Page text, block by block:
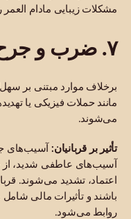
مشکلات زیبایی مادام العمر
۷. ضرب و جرح
برخلاف موارد مبتنی بر
مانند حملات فیزیکی یا
می‌شوند.
تأثیر بر قربانیان:آسیب‌های
آسیب‌های عاطفی شدید، از
اعتماد، تشدید می‌شوند.
باشند و تأثیرات مالی
روابط می‌شود.